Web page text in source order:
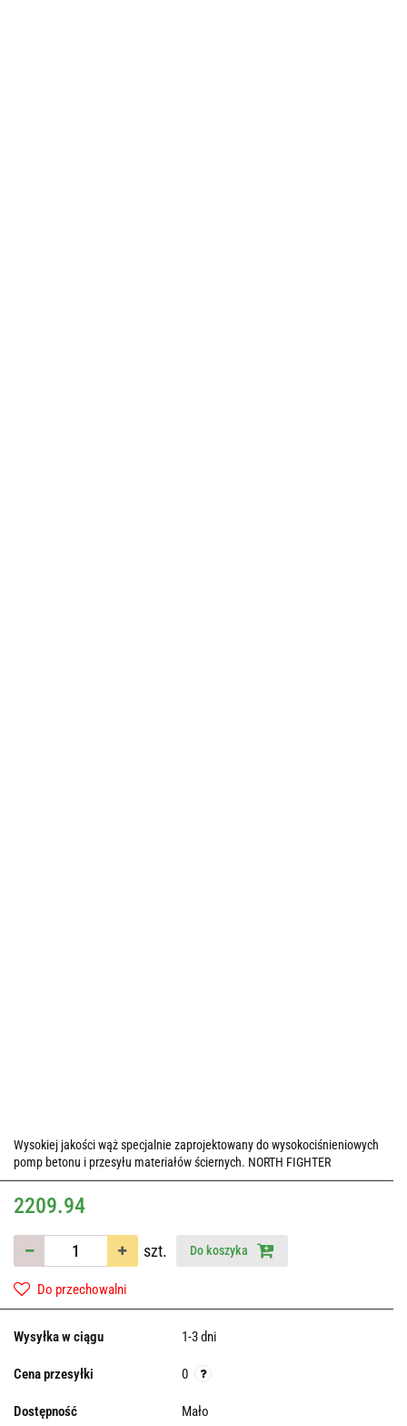
Wysokiej jakości wąż specjalnie zaprojektowany do wysokociśnieniowych
pomp betonu i przesyłu materiałów ściernych. NORTH FIGHTER
2209.94
szt. Do koszyka
Do przechowalni
Wysyłka w ciągu 1-3 dni
Cena przesyłki 0
Dostępność Mało